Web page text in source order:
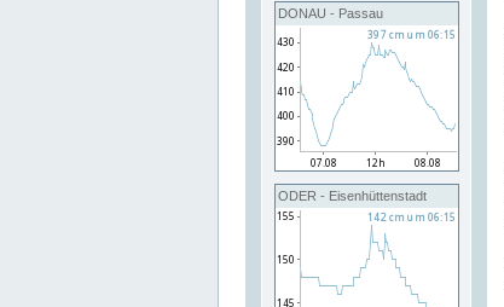
DONAU - Passau
ODER - Eisenhüttenstadt